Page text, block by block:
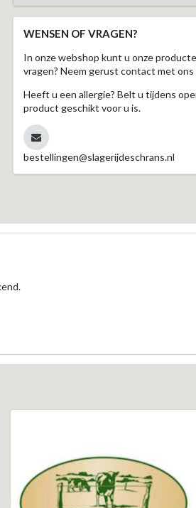
WENSEN OF VRAGEN?
In onze webshop kunt u onze
vragen? Neem gerust contact met ons
Heeft u een allergie? Belt u tijdens
product geschikt voor u is.
bestellingen@slagerijdeschrans.nl